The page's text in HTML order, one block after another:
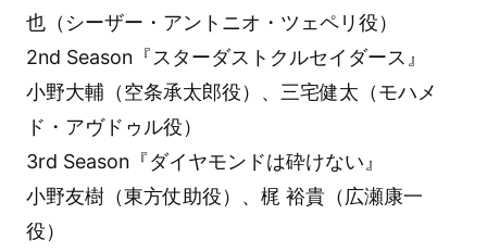
也（シーザー・アントニオ・ツェペリ役）
2nd Season『スターダストクルセイダース』
小野大輔（空条承太郎役）、三宅健太（モハメ
ド・アヴドゥル役）
3rd Season『ダイヤモンドは砕けない』
小野友樹（東方仗助役）、梶 裕貴（広瀬康一
役）